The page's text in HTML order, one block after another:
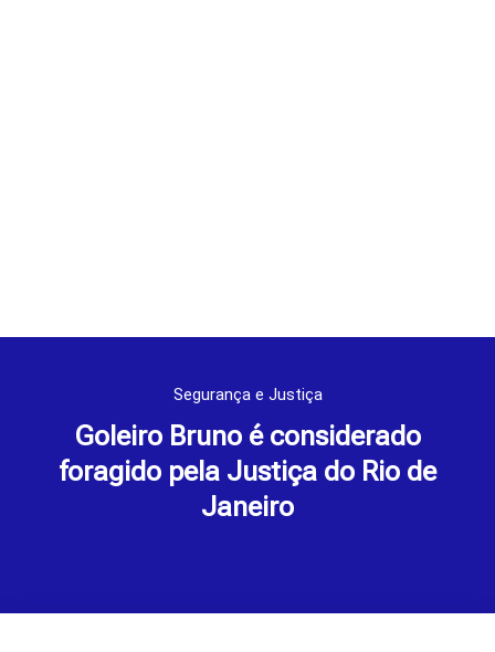
Segurança e Justiça
Goleiro Bruno é considerado
foragido pela Justiça do Rio de
Janeiro